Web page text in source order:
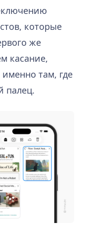
которые
же
касание,
там, где
палец.